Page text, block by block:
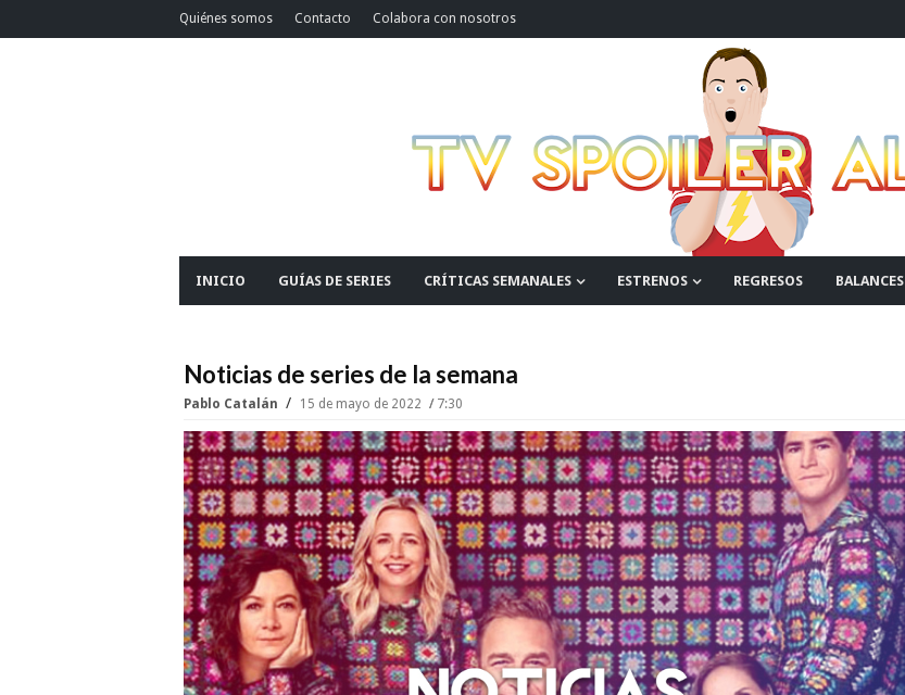
Quiénes somos Contacto Colabora con nosotros
INICIO GUÍAS DE SERIES CRÍTICAS SEMANALES ESTRENOS REGRESOS BALANCES
Noticias de series de la semana
Pablo Catalán 15 de mayo de 2022 7:30